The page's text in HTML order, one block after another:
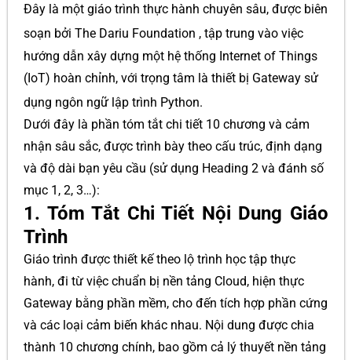
Đây là một giáo trình thực hành chuyên sâu, được biên
soạn bởi The Dariu Foundation , tập trung vào việc
hướng dẫn xây dựng một hệ thống Internet of Things
(IoT) hoàn chỉnh, với trọng tâm là thiết bị Gateway sử
dụng ngôn ngữ lập trình Python.
Dưới đây là phần tóm tắt chi tiết 10 chương và cảm
nhận sâu sắc, được trình bày theo cấu trúc, định dạng
và độ dài bạn yêu cầu (sử dụng Heading 2 và đánh số
mục 1, 2, 3…):
1. Tóm Tắt Chi Tiết Nội Dung Giáo
Trình
Giáo trình được thiết kế theo lộ trình học tập thực
hành, đi từ việc chuẩn bị nền tảng Cloud, hiện thực
Gateway bằng phần mềm, cho đến tích hợp phần cứng
và các loại cảm biến khác nhau. Nội dung được chia
thành 10 chương chính, bao gồm cả lý thuyết nền tảng